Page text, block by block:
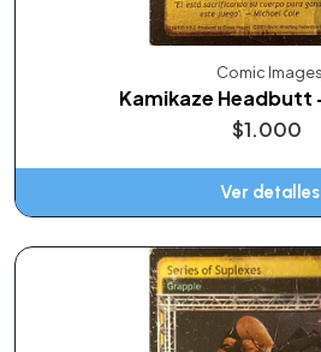
Comic Images
Kamikaze Headbutt
$1.000
Ver detalles